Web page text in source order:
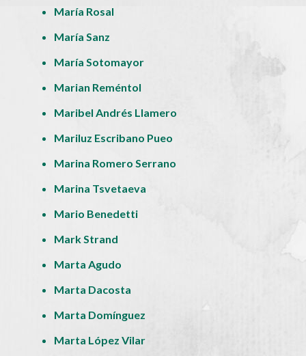
María Rosal
María Sanz
María Sotomayor
Marian Reméntol
Maribel Andrés Llamero
Mariluz Escribano Pueo
Marina Romero Serrano
Marina Tsvetaeva
Mario Benedetti
Mark Strand
Marta Agudo
Marta Dacosta
Marta Domínguez
Marta López Vilar